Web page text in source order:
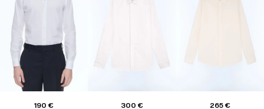
190 € 300 € 265 €